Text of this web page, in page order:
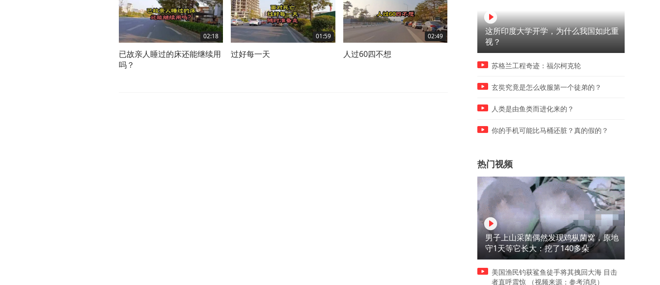
02:18
已故亲人睡过的床还能继续用
吗？
01:59
过好每一天
02:49
人过60四不想
04:25
毫无人性的逆子，母亲必须如
原因是你不懂这三句话
这所印度大学开学，为什么我国如此重
视？
苏格兰工程奇迹：福尔柯克轮
玄奘究竟是怎么收服第一个徒弟的？
人类是由鱼类而进化来的？
你的手机可能比马桶还脏？真的假的？
热门视频
男子上山采菌偶然发现鸡枞菌窝，原地
守1天等它长大：挖了140多朵
美国渔民钓获鲨鱼徒手将其拽回大海 目击
者直呼震惊 （视频来源：参考消息）